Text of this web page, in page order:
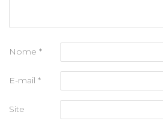
Nome *
E-mail *
Site